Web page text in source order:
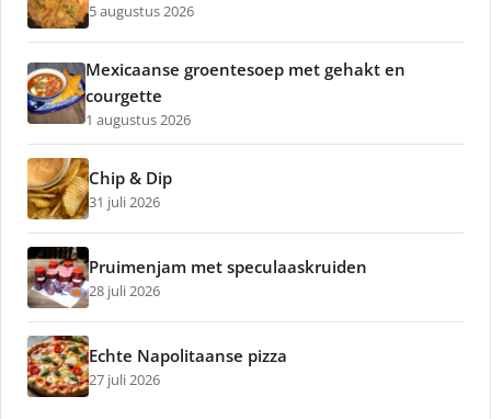
5 augustus 2026
Mexicaanse groentesoep met gehakt en
courgette
1 augustus 2026
Chip & Dip
31 juli 2026
Pruimenjam met speculaaskruiden
28 juli 2026
Echte Napolitaanse pizza
27 juli 2026